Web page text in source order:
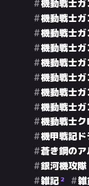
機動戦士
機動戦士
機動戦士
機動戦士
機動戦士ガ
機動戦士ガ
機動戦士
機動戦士
機動戦士
機甲戦記
蒼き鋼の
銀河機攻
雑記 2